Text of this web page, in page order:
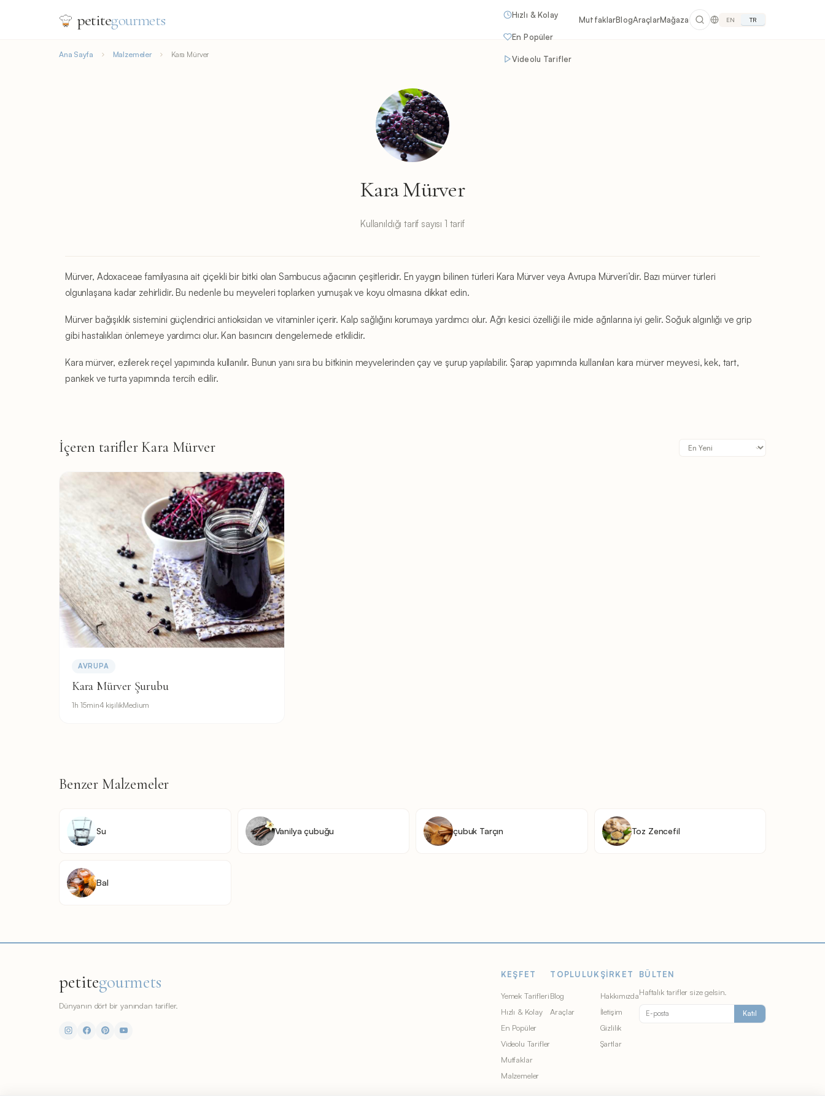
petitegourmets Hızlı & Kolay
En Popüler
Videolu Tarifler
MutfaklarBlogAraçlarMağaza EN TR
Ana Sayfa Malzemeler Kara Mürver
Kara Mürver
Kullanıldığı tarif sayısı 1 tarif
Mürver, Adoxaceae familyasına ait çiçekli bir bitki olan Sambucus ağacının çeşitleridir. En yaygın bilinen türleri Kara Mürver veya Avrupa Mürveri’dir. Bazı mürver türleri
olgunlaşana kadar zehirlidir. Bu nedenle bu meyveleri toplarken yumuşak ve koyu olmasına dikkat edin.
Mürver bağışıklık sistemini güçlendirici antioksidan ve vitaminler içerir. Kalp sağlığını korumaya yardımcı olur. Ağrı kesici özelliği ile mide ağrılarına iyi gelir. Soğuk algınlığı ve grip
gibi hastalıkları önlemeye yardımcı olur. Kan basıncını dengelemede etkilidir.
Kara mürver, ezilerek reçel yapımında kullanılır. Bunun yanı sıra bu bitkinin meyvelerinden çay ve şurup yapılabilir. Şarap yapımında kullanılan kara mürver meyvesi, kek, tart,
pankek ve turta yapımında tercih edilir.
İçeren tarifler Kara Mürver
AVRUPA
Kara Mürver Şurubu
1h 15min4 kişilikMedium
Benzer Malzemeler
Su Vanilya çubuğu çubuk Tarçın Toz Zencefil
Bal
petitegourmets
Dünyanın dört bir yanından tarifler.
KEŞFET
Yemek Tarifleri
Hızlı & Kolay
En Popüler
Videolu Tarifler
Mutfaklar
Malzemeler
TOPLULUK
Blog
Araçlar
ŞIRKET
Hakkımızda
İletişim
Gizlilik
Şartlar
BÜLTEN
Haftalık tarifler size gelsin.
Katıl